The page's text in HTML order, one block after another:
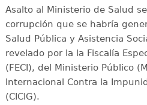
Asalto al Ministerio de Salud
corrupción que se habría
Salud Pública y Asistencia
revelado por la la Fiscalía
(FECI), del Ministerio Público
Internacional Contra la
(CICIG).